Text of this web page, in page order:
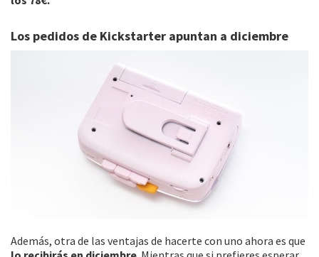
Los pedidos de Kickstarter apuntan a diciembre
Además, otra de las ventajas de hacerte con uno ahora es que